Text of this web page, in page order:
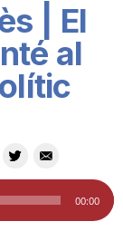
| El
al
00:00